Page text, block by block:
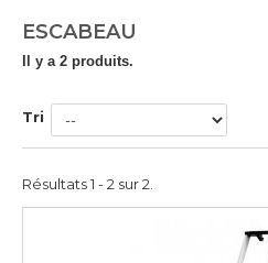
ESCABEAU
Il y a 2 produits.
Tri
Résultats 1 - 2 sur 2.